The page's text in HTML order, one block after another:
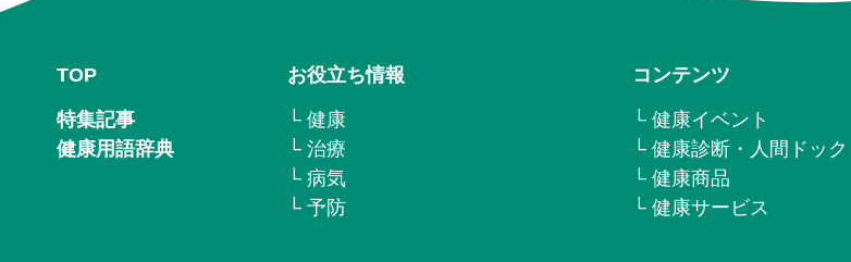
TOP
特集記事
健康用語辞典
お役立ち情報
└ 健康
└ 治療
└ 病気
└ 予防
コンテンツ
└ 健康イベント
└ 健康診断・人間ドック
└ 健康商品
└ 健康サービス